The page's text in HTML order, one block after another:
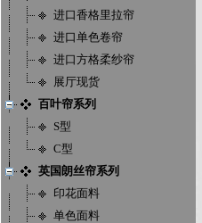
进口香格里拉帘
进口单色卷帘
进口方格柔纱帘
展厅现货
百叶帘系列
S型
C型
英国朗丝帘系列
印花面料
单色面料